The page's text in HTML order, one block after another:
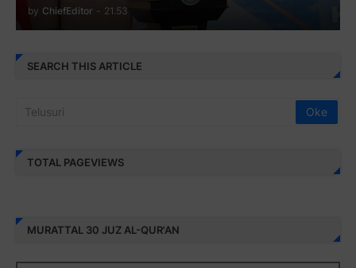
by ChiefEditor - 21.53
SEARCH THIS ARTICLE
TOTAL PAGEVIEWS
MURATTAL 30 JUZ AL-QUR'AN